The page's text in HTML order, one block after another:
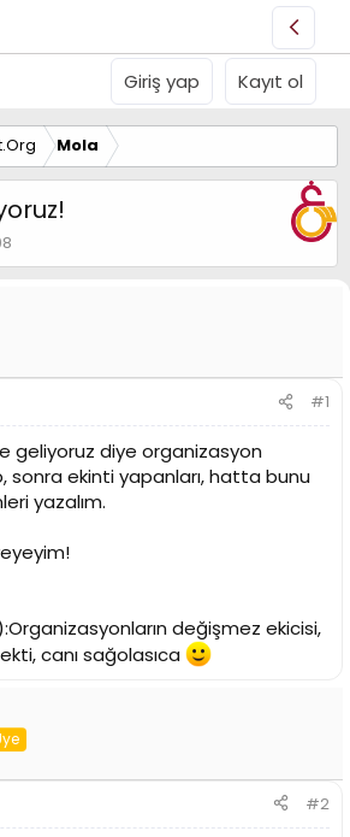
Giriş yap Kayıt ol
Mola
#1
geliyoruz diye organizasyon
sonra ekinti yapanları, hatta bunu
yazalım.
değişmez ekicisi,
canı sağolasıca
#2